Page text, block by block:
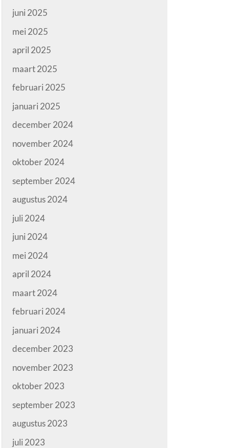
juni 2025
mei 2025
april 2025
maart 2025
februari 2025
januari 2025
december 2024
november 2024
oktober 2024
september 2024
augustus 2024
juli 2024
juni 2024
mei 2024
april 2024
maart 2024
februari 2024
januari 2024
december 2023
november 2023
oktober 2023
september 2023
augustus 2023
juli 2023